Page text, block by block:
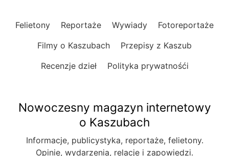
Felietony Reportaże Wywiady
Fotoreportaże
Filmy o Kaszubach
Przepisy z Kaszub
Recenzje dzieł
Polityka prywatnośći
Nowoczesny magazyn internetowy
o Kaszubach
Informacje, publicystyka, reportaże, felietony.
Opinie, wydarzenia, relacje i zapowiedzi.